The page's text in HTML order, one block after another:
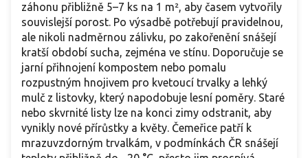
záhonu přibližně 5–7 ks na 1 m², aby časem vytvořily
souvislejší porost. Po výsadbě potřebují pravidelnou,
ale nikoli nadměrnou zálivku, po zakořenění snášejí
kratší období sucha, zejména ve stínu. Doporučuje se
jarní přihnojení kompostem nebo pomalu
rozpustným hnojivem pro kvetoucí trvalky a lehký
mulč z listovky, který napodobuje lesní poměry. Staré
nebo skvrnité listy lze na konci zimy odstranit, aby
vynikly nové přírůstky a květy. Čemeřice patří k
mrazuvzdorným trvalkám, v podmínkách ČR snášejí